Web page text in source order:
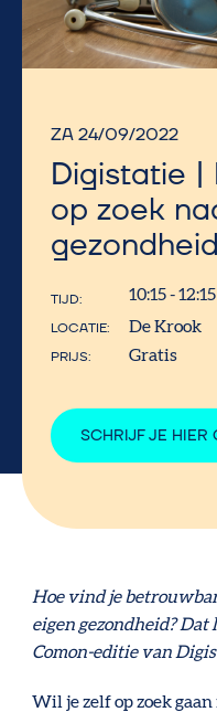
ZA 24/09/2022
Digistatie
op zoek
TIJD 10:15 - 12:15
LOCATIE De Krook
PRIJS Gratis
SCHRIJF JE HIER
Hoe vind je
eigen gezondheid? Dat
Comon-editie van
Wil je zelf op zoek